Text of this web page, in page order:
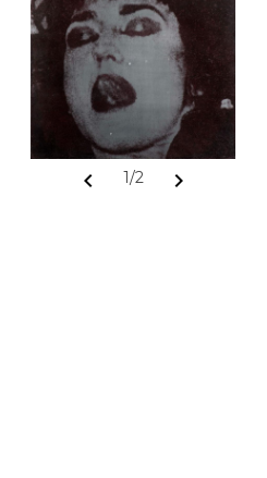
chevron_left 1/2 chevron_right